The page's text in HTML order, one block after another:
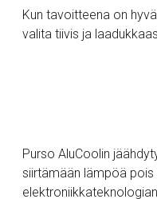
Kun tavoitteena on
valita tiivis ja
Purso AluCoolin
siirtämään lämpöä pois